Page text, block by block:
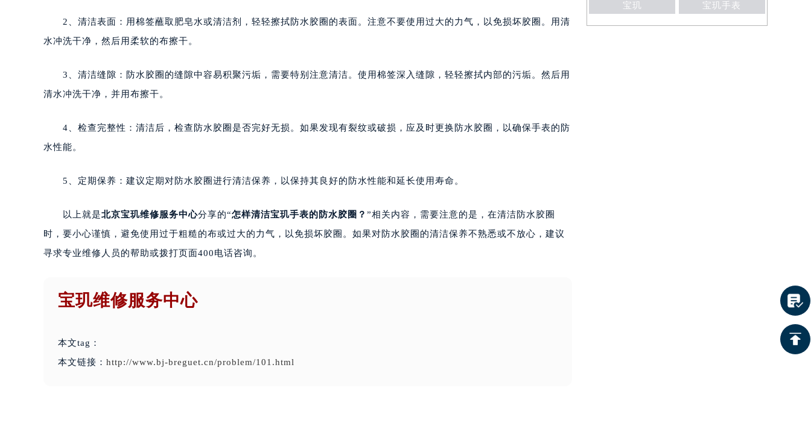
2、清洁表面：用棉签蘸取肥皂水或清洁剂，轻轻擦拭防水胶圈的表面。注意不要使用过大的力气，以免损坏胶圈。用清
水冲洗干净，然后用柔软的布擦干。
3、清洁缝隙：防水胶圈的缝隙中容易积聚污垢，需要特别注意清洁。使用棉签深入缝隙，轻轻擦拭内部的污垢。然后用
清水冲洗干净，并用布擦干。
4、检查完整性：清洁后，检查防水胶圈是否完好无损。如果发现有裂纹或破损，应及时更换防水胶圈，以确保手表的防
水性能。
5、定期保养：建议定期对防水胶圈进行清洁保养，以保持其良好的防水性能和延长使用寿命。
以上就是北京宝玑维修服务中心分享的“怎样清洁宝玑手表的防水胶圈？ ”相关内容，需要注意的是，在清洁防水胶圈
时，要小心谨慎，避免使用过于粗糙的布或过大的力气，以免损坏胶圈。如果对防水胶圈的清洁保养不熟悉或不放心，建议
寻求专业维修人员的帮助或拨打页面400电话咨询。
宝玑维修服务中心
本文tag：
本文链接： http://www.bj-breguet.cn/problem/101.html
宝玑 宝玑手表